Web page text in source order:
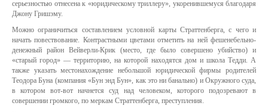
серьезностью отнесена к «юридическому триллеру», укоренившемуся благодаря
Джону Гришэму.
Можно ограничиться составлением условной карты Страттенберга, с чего и
начать повествование. Контрастными цветами отметить на ней фешенебельно-
денежный район Вейверли-Крик (место, где было совершено убийство) и
«старый город» — территорию, на которой находятся дом и школа Тедди. А
также указать местонахождение небольшой юридической фирмы родителей
Теодора Буна (компания «Бун энд Бун», как это ни банально) и Окружного суда,
в котором вот-вот начнется суд над человеком, которого подозревают в
совершении громкого, по меркам Страттенберга, преступления.